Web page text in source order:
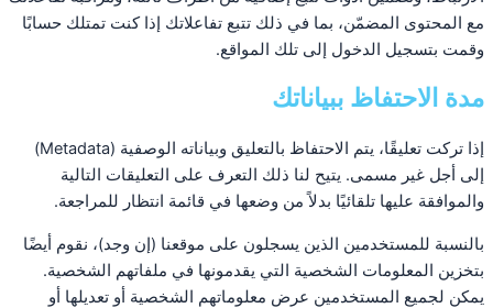
مع المحتوى المضمّن، بما في ذلك تتبع تفاعلاتك إذا كنت تمتلك حسابًا
وقمت بتسجيل الدخول إلى تلك المواقع.
مدة الاحتفاظ ببياناتك
إذا تركت تعليقًا، يتم الاحتفاظ بالتعليق وبياناته الوصفية (Metadata)
إلى أجل غير مسمى. يتيح لنا ذلك التعرف على التعليقات التالية
والموافقة عليها تلقائيًا بدلاً من وضعها في قائمة انتظار للمراجعة.
بالنسبة للمستخدمين الذين يسجلون على موقعنا (إن وجد)، نقوم أيضًا
بتخزين المعلومات الشخصية التي يقدمونها في ملفاتهم الشخصية.
يمكن لجميع المستخدمين عرض معلوماتهم الشخصية أو تعديلها أو